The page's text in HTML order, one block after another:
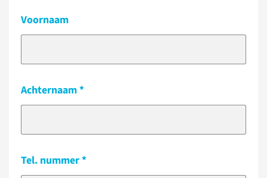
Voornaam
Achternaam
Tel. nummer